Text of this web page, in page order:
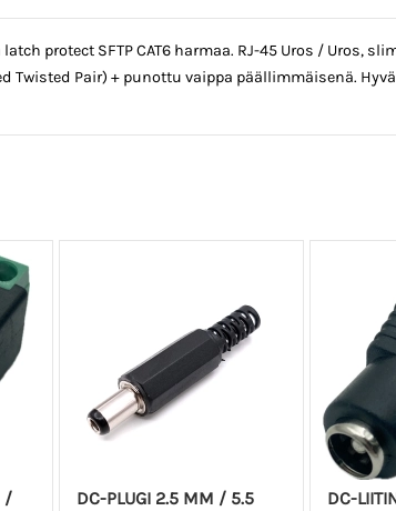
protect SFTP CAT6 harmaa. RJ-45 Uros / Uros,
Twisted Pair) + punottu vaippa päällimmäisenä.
/
DC-PLUGI 2.5 MM / 5.5
DC-